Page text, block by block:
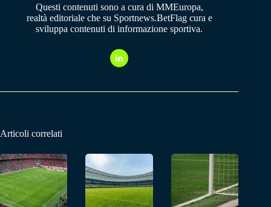
Questi contenuti sono a cura di MMEuropa,
realtà editoriale che su Sportnews.BetFlag cura e
sviluppa contenuti di informazione sportiva.
Articoli correlati